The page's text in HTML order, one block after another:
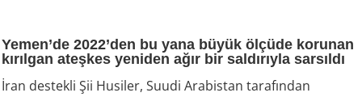
Yemen’de 2022’den bu yana büyük ölçüde korunan
kırılgan ateşkes yeniden ağır bir saldırıyla sarsıldı
İran destekli Şii Husiler, Suudi Arabistan tarafından